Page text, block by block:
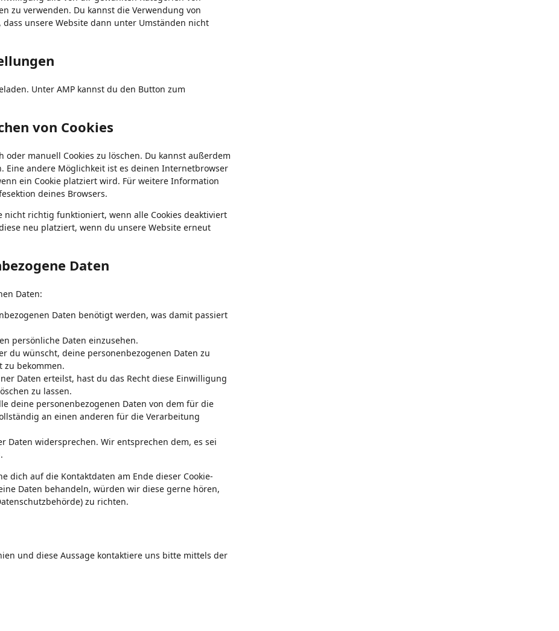
zu verwenden. Du kannst die Verwendung von
unsere Website dann unter Umständen nicht
Unter AMP kannst du den Button zum
von Cookies
manuell Cookies zu löschen. Du kannst außerdem
Eine andere Möglichkeit ist es deinen Internetbrowser
ein Cookie platziert wird. Für weitere Information
deines Browsers.
richtig funktioniert, wenn alle Cookies deaktiviert
neu platziert, wenn du unsere Website erneut
Daten
Daten:
Daten benötigt werden, was damit passiert
persönliche Daten einzusehen.
du wünscht, deine personenbezogenen Daten zu
zu bekommen.
Daten erteilst, hast du das Recht diese Einwilligung
zu lassen.
deine personenbezogenen Daten von dem für die
an einen anderen für die Verarbeitung
widersprechen. Wir entsprechen dem, es sei
dich auf die Kontaktdaten am Ende dieser Cookie-
Daten behandeln, würden wir diese gerne hören,
zu richten.
und diese Aussage kontaktiere uns bitte mittels der